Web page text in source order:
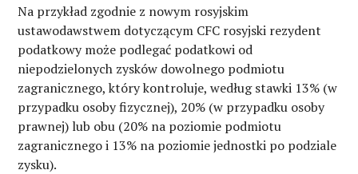
Na przykład zgodnie z nowym rosyjskim
ustawodawstwem dotyczącym CFC rosyjski rezydent
podatkowy może podlegać podatkowi od
niepodzielonych zysków dowolnego podmiotu
zagranicznego, który kontroluje, według stawki 13% (w
przypadku osoby fizycznej), 20% (w przypadku osoby
prawnej) lub obu (20% na poziomie podmiotu
zagranicznego i 13% na poziomie jednostki po podziale
zysku).